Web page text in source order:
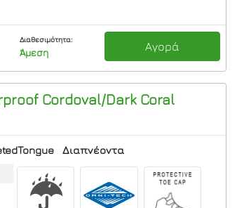
Διαθεσιμότητα:
Άμεση Αγορά
Cordoval/Dark Coral
Διαπνέοντα